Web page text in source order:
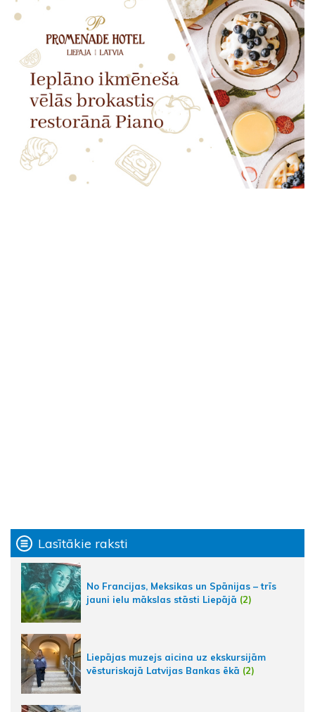
Lasītākie raksti
No Francijas, Meksikas un Spānijas – trīs
jauni ielu mākslas stāsti Liepājā (2)
Liepājas muzejs aicina uz ekskursijām
vēsturiskajā Latvijas Bankas ēkā (2)